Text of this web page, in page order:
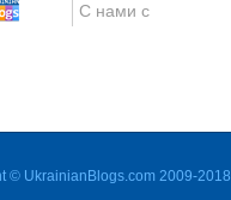
С нами с
© UkrainianBlogs.com 2009-2018